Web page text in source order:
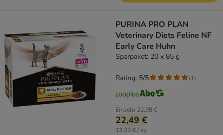
PURINA PRO PLAN
Veterinary Diets Feline NF
Early Care Huhn
Sparpaket: 20 x 85 g
Einzeln 22,98 €
22,49 €
13,23 € / kg
Rating: 5/5 (1)